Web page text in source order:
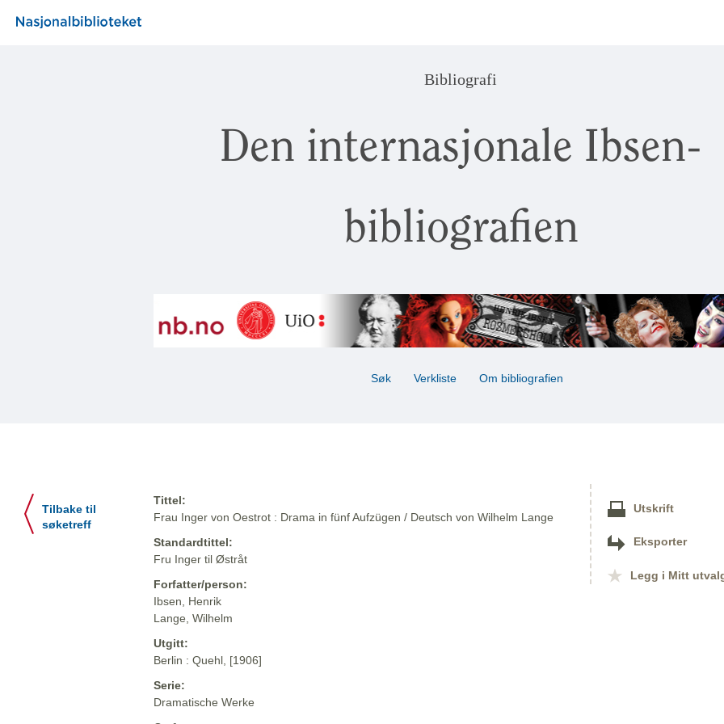
Bibliografi
Den internasjonale Ibsen-
bibliografien
Søk Verkliste Om bibliografien
Tilbake til
søketreff
Tittel:
Frau Inger von Oestrot : Drama in fünf Aufzügen / Deutsch von Wilhelm Lange
Standardtittel:
Fru Inger til Østråt
Forfatter/person:
Ibsen, Henrik
Lange, Wilhelm
Utgitt:
Berlin : Quehl, [1906]
Serie:
Dramatische Werke
Utskrift
Eksporter
Legg i Mitt